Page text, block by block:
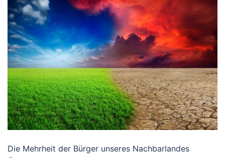
Die Mehrheit der Bürger unseres Nachbarlandes